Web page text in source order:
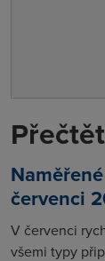
červenci
V červenci
všemi typy